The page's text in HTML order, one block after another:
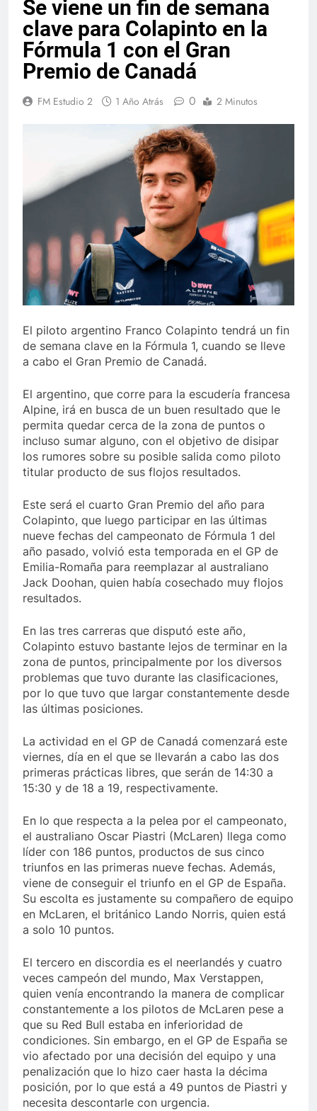
Se viene un fin de semana
clave para Colapinto en la
Fórmula 1 con el Gran
Premio de Canadá
FM Estudio 2 1 Año Atrás 0 2 Minutos
El piloto argentino Franco Colapinto tendrá un fin
de semana clave en la Fórmula 1, cuando se lleve
a cabo el Gran Premio de Canadá.
El argentino, que corre para la escudería francesa
Alpine, irá en busca de un buen resultado que le
permita quedar cerca de la zona de puntos o
incluso sumar alguno, con el objetivo de disipar
los rumores sobre su posible salida como piloto
titular producto de sus flojos resultados.
Este será el cuarto Gran Premio del año para
Colapinto, que luego participar en las últimas
nueve fechas del campeonato de Fórmula 1 del
año pasado, volvió esta temporada en el GP de
Emilia-Romaña para reemplazar al australiano
Jack Doohan, quien había cosechado muy flojos
resultados.
En las tres carreras que disputó este año,
Colapinto estuvo bastante lejos de terminar en la
zona de puntos, principalmente por los diversos
problemas que tuvo durante las clasificaciones,
por lo que tuvo que largar constantemente desde
las últimas posiciones.
La actividad en el GP de Canadá comenzará este
viernes, día en el que se llevarán a cabo las dos
primeras prácticas libres, que serán de 14:30 a
15:30 y de 18 a 19, respectivamente.
En lo que respecta a la pelea por el campeonato,
el australiano Oscar Piastri (McLaren) llega como
líder con 186 puntos, productos de sus cinco
triunfos en las primeras nueve fechas. Además,
viene de conseguir el triunfo en el GP de España.
Su escolta es justamente su compañero de equipo
en McLaren, el británico Lando Norris, quien está
a solo 10 puntos.
El tercero en discordia es el neerlandés y cuatro
veces campeón del mundo, Max Verstappen,
quien venía encontrando la manera de complicar
constantemente a los pilotos de McLaren pese a
que su Red Bull estaba en inferioridad de
condiciones. Sin embargo, en el GP de España se
vio afectado por una decisión del equipo y una
penalización que lo hizo caer hasta la décima
posición, por lo que está a 49 puntos de Piastri y
necesita descontarle con urgencia.